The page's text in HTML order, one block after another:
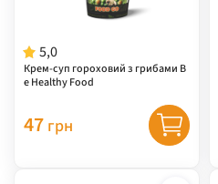
5,0
Крем-суп гороховий з грибами B
e Healthy Food
47 грн